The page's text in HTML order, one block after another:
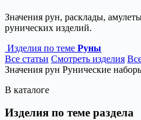
Значения рун, расклады,
рунических изделий.
Изделия по теме Руны
Все статьи Смотреть изделия
Значения рун Рунические
В каталоге
Изделия по теме раздела